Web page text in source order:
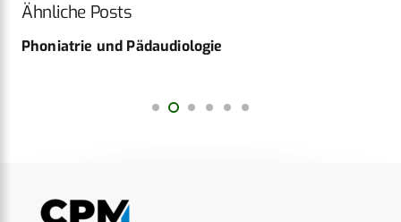
Ähnliche Posts
Phoniatrie und Pädaudiologie